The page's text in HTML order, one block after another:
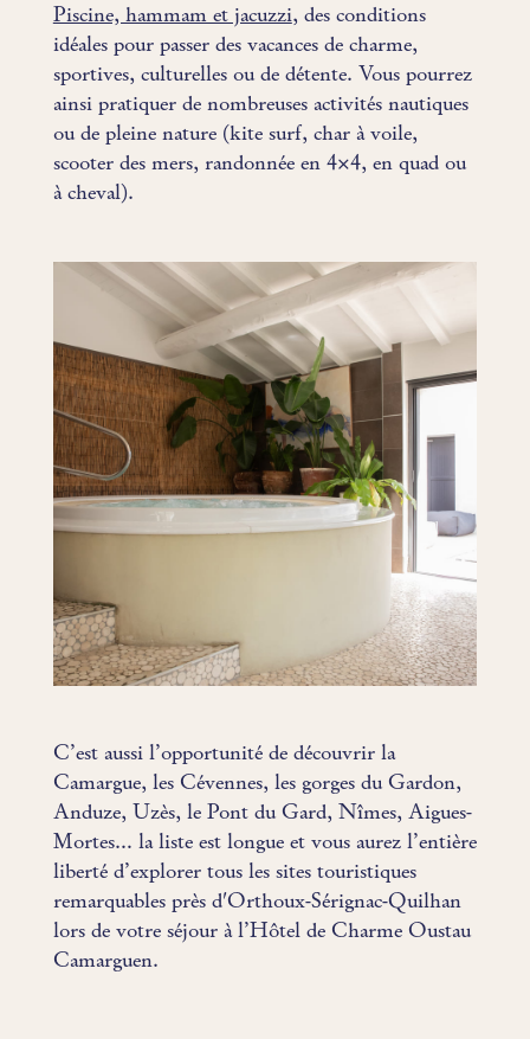
Piscine, hammam et jacuzzi, des conditions
idéales pour passer des vacances de charme,
sportives, culturelles ou de détente. Vous pourrez
ainsi pratiquer de nombreuses activités nautiques
ou de pleine nature (kite surf, char à voile,
scooter des mers, randonnée en 4×4, en quad ou
à cheval).
C’est aussi l’opportunité de découvrir la
Camargue, les Cévennes, les gorges du Gardon,
Anduze, Uzès, le Pont du Gard, Nîmes, Aigues-
Mortes… la liste est longue et vous aurez l’entière
liberté d’explorer tous les sites touristiques
remarquables près d'Orthoux-Sérignac-Quilhan
lors de votre séjour à l’Hôtel de Charme Oustau
Camarguen.